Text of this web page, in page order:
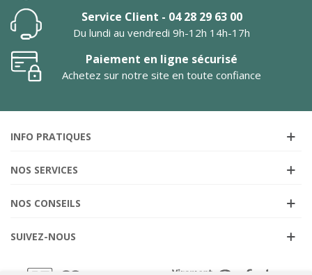
Service Client - 04 28 29 63 00
Du lundi au vendredi 9h-12h 14h-17h
Paiement en ligne sécurisé
Achetez sur notre site en toute confiance
INFO PRATIQUES
NOS SERVICES
NOS CONSEILS
SUIVEZ-NOUS